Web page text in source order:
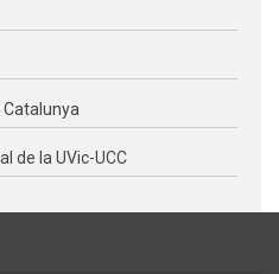
Catalunya
de la UVic-UCC